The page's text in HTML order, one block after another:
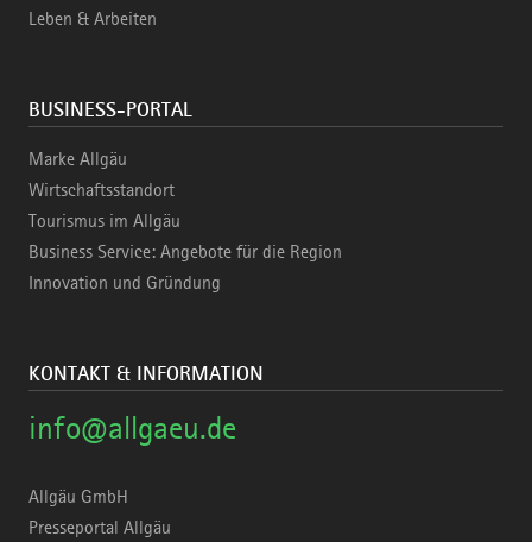
Leben & Arbeiten
BUSINESS-PORTAL
Marke Allgäu
Wirtschaftsstandort
Tourismus im Allgäu
Business Service: Angebote für die Region
Innovation und Gründung
KONTAKT & INFORMATION
info@allgaeu.de
Allgäu GmbH
Presseportal Allgäu